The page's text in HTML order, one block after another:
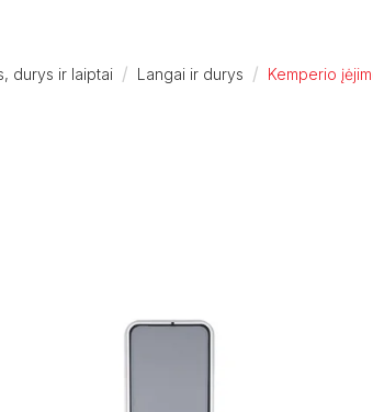
durys ir laiptai Langai ir durys Kemperio